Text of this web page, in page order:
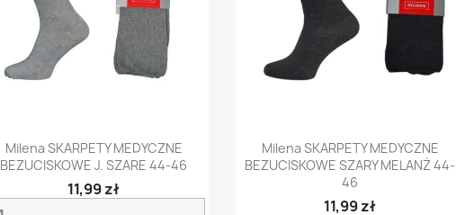
Szybki podgląd
Milena SKARPETY MEDYCZNE
BEZUCISKOWE J. SZARE 44-46
11,99 zł
Szybki podgląd
Milena SKARPETY MEDYCZNE
BEZUCISKOWE SZARY MELANŻ 44-
46
11,99 zł